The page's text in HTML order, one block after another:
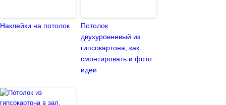
Наклейки на потолок
Потолок
двухуровневый из
гипсокартона, как
смонтировать и фото
идеи